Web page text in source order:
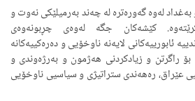
لەوە گەورەترە لە چەند بەرمیلێکی نەوت و
کێشەکان جگە لەوەی چڕبونەوەی
ئابورییەکانی لایەنە ناوخۆیی و دەرەکییەکانە
راگرتن و زیادکردنی هەژمون و بەرژەوندی و
عێراق، رەهەندی ستراتیژی و سیاسیی ناوخۆیی